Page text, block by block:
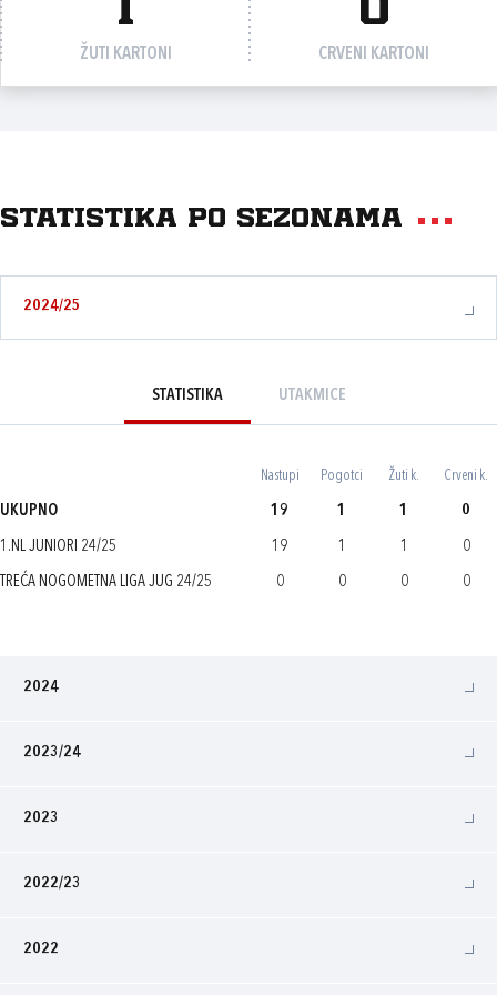
1
ŽUTI KARTONI
0
CRVENI KARTONI
Statistika po sezonama
2024/25
STATISTIKA UTAKMICE
Nastupi Pogotci Žuti k. Crveni k.
UKUPNO 19 1 1 0
1.NL JUNIORI 24/25 19 1 1 0
TREĆA NOGOMETNA LIGA JUG 24/25 0 0 0 0
2024
2023/24
2023
2022/23
2022